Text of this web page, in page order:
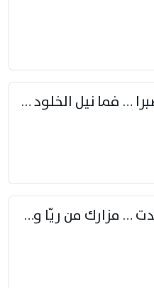
فصبرا في مجال الموت صبرا … فما نيل الخلود بمستطاع
حننت إلى ريّا ونفسك باعدت … مزارك من ريّا وشعباكما معا